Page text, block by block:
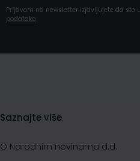
Prijavom na newsletter izjavljujete da ste
podataka
Saznajte više
O Narodnim novinama d.d.